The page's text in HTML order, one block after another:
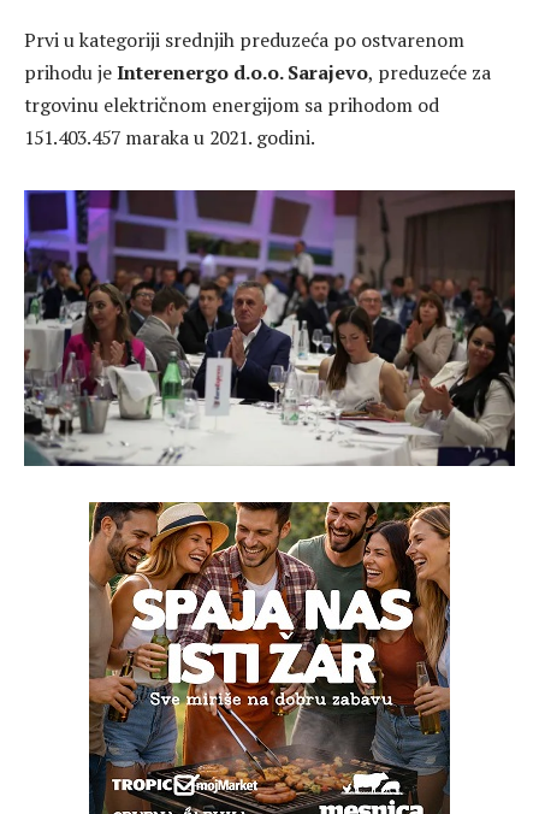
Prvi u kategoriji srednjih preduzeća po ostvarenom
prihodu jeInterenergo d.o.o. Sarajevo, preduzeće za
trgovinu električnom energijom sa prihodom od
151.403.457 maraka u 2021. godini.